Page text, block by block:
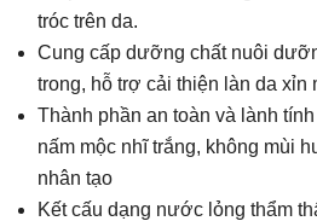
tróc trên da.
Cung cấp dưỡng chất nuôi
trong, hỗ trợ cải thiện làn da xỉn
Thành phần an toàn và lành
nấm mộc nhĩ trắng, không mùi
nhân tạo
Kết cấu dạng nước lỏng thẩm